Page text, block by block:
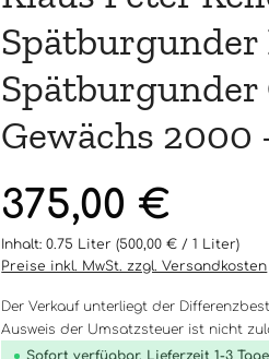
Spätburgunder
Spätburgunder
Gewächs 2000
Regulärer Preis:
375,00 €
Inhalt:0.75 Liter(500,00 € / 1 Liter)
Preise inkl. MwSt. zzgl. Versandkosten
Der Verkauf unterliegt der
Ausweis der Umsatzsteuer ist nicht
Sofort verfügbar, Lieferzeit 1-3